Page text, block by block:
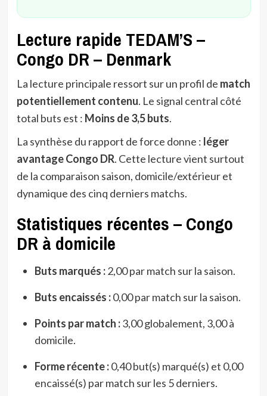
Lecture rapide TEDAM’S –
Congo DR – Denmark
La lecture principale ressort sur un profil de match
potentiellement contenu. Le signal central côté
total buts est : Moins de 3,5 buts.
La synthèse du rapport de force donne : léger
avantage Congo DR. Cette lecture vient surtout
de la comparaison saison, domicile/extérieur et
dynamique des cinq derniers matchs.
Statistiques récentes – Congo
DR à domicile
Buts marqués :2,00 par match sur la saison.
Buts encaissés :0,00 par match sur la saison.
Points par match :3,00 globalement, 3,00 à
domicile.
Forme récente :0,40 but(s) marqué(s) et 0,00
encaissé(s) par match sur les 5 derniers.